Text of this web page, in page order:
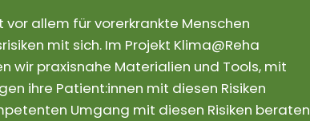
allem für vorerkrankte Menschen
mit sich. Im Projekt Klima@Reha
wir praxisnahe Materialien und Tools, mit
ihre Patient:innen mit diesen Risiken
Umgang mit diesen Risiken beraten